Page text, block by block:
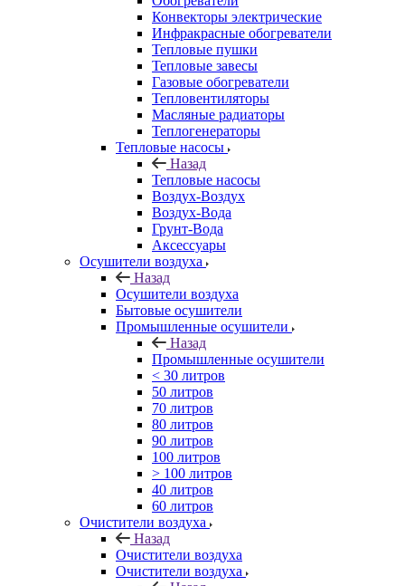
Конвекторы электрические
Инфракрасные обогреватели
Тепловые пушки
Тепловые завесы
Газовые обогреватели
Тепловентиляторы
Масляные радиаторы
Теплогенераторы
Тепловые насосы
Назад
Тепловые насосы
Воздух-Воздух
Воздух-Вода
Грунт-Вода
Аксессуары
Осушители воздуха
Назад
Осушители воздуха
Бытовые осушители
Промышленные осушители
Назад
Промышленные осушители
< 30 литров
50 литров
70 литров
80 литров
90 литров
100 литров
> 100 литров
40 литров
60 литров
Очистители воздуха
Назад
Очистители воздуха
Очистители воздуха